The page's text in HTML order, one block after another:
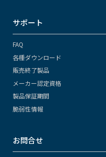
サポート
FAQ
各種ダウンロード
販売終了製品
メーカー認定資格
製品保証期間
脆弱性情報
お問合せ